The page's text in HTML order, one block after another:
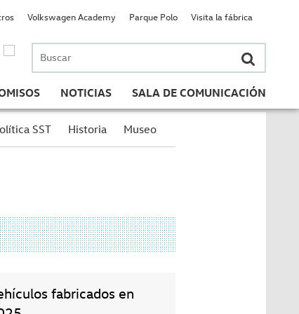
Buscar
por:
NOTICIAS SALA DE COMUNICACIÓN
Volkswagen Academy Parque Polo Visita la fábrica
SST Historia Museo
fabricados en